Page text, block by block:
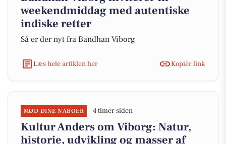
weekendmiddag med autentiske
indiske retter
Så er der nyt fra Bandhan Viborg
Læs hele artiklen her Kopiér link
MØD DINE NABOER 4 timer siden
Kultur Anders om Viborg: Natur,
historie, udvikling og masser af